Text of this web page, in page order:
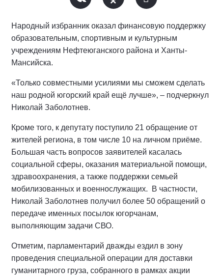
Народный избранник оказал финансовую поддержку
образовательным, спортивным и культурным
учреждениям Нефтеюганского района и Ханты-
Мансийска.
«Только совместными усилиями мы сможем сделать
наш родной югорский край ещё лучше», – подчеркнул
Николай Заболотнев.
Кроме того, к депутату поступило 21 обращение от
жителей региона, в том числе 10 на личном приёме.
Большая часть вопросов заявителей касалась
социальной сферы, оказания материальной помощи,
здравоохранения, а также поддержки семьей
мобилизованных и военнослужащих. В частности,
Николай Заболотнев получил более 50 обращений о
передаче именных посылок югорчанам,
выполняющим задачи СВО.
Отметим, парламентарий дважды ездил в зону
проведения специальной операции для доставки
гуманитарного груза, собранного в рамках акции